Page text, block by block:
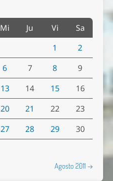
Mi Ju Vi
Sa
1
2
6 7 8
9
13 14 15
16
20 21 22
23
27 28 29
30
Agosto 2011 →